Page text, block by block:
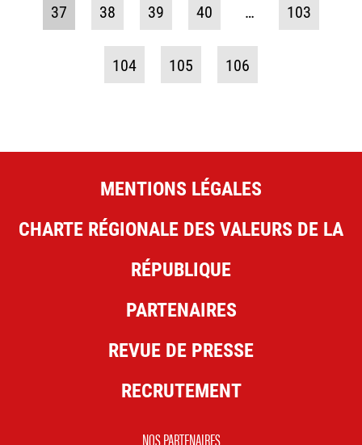
37 38 39 40 … 103
104 105 106
MENTIONS LÉGALES
CHARTE RÉGIONALE DES VALEURS DE LA
RÉPUBLIQUE
PARTENAIRES
REVUE DE PRESSE
RECRUTEMENT
NOS PARTENAIRES